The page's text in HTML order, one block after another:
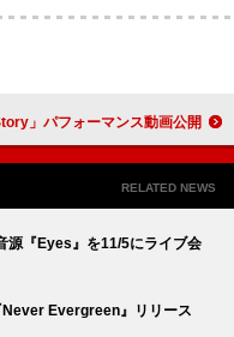
大(Novelbright)、カバーALより安室奈美恵「Love Story」パフォーマンス動画公開
RELATED NEWS
源『Eyes』を11/5にライブ会
Evergreen』リリース